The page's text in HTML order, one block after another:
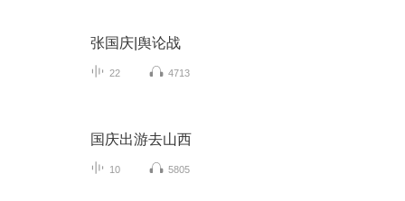
张国庆|舆论战
22 4713
国庆出游去山西
10 5805